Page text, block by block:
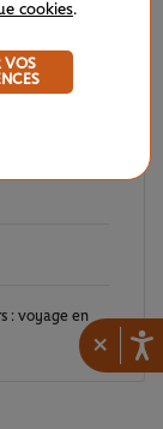
×
la jeunesse
: voyage en
cookies.
VOS